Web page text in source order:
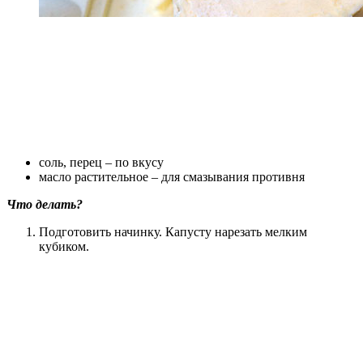
соль, перец – по вкусу
масло растительное – для смазывания противня
Что делать?
Подготовить начинку. Капусту нарезать мелким
кубиком.